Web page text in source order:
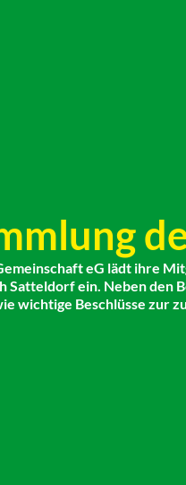
eG lädt ihre
Satteldorf ein. Neben den
wichtige Beschlüsse zur